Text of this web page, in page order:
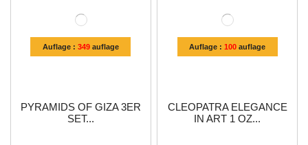
Auflage : 349auflage
PYRAMIDS OF GIZA 3ER
SET...
Auflage :100 auflage
CLEOPATRA ELEGANCE
IN ART 1 OZ...